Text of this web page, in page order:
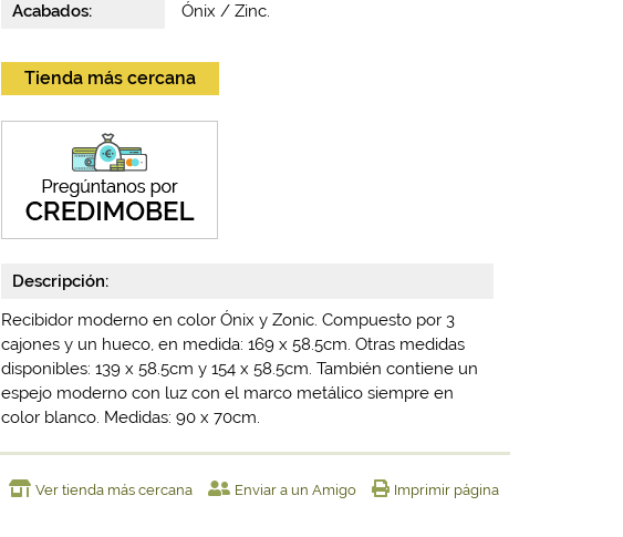
Acabados: Ónix / Zinc.
Tienda más cercana
Descripción:
Recibidor moderno en color Ónix y Zonic. Compuesto por 3
cajones y un hueco, en medida: 169 x 58.5cm. Otras medidas
disponibles: 139 x 58.5cm y 154 x 58.5cm. También contiene un
espejo moderno con luz con el marco metálico siempre en
color blanco. Medidas: 90 x 70cm.
Ver tienda más cercana Enviar a un Amigo Imprimir página